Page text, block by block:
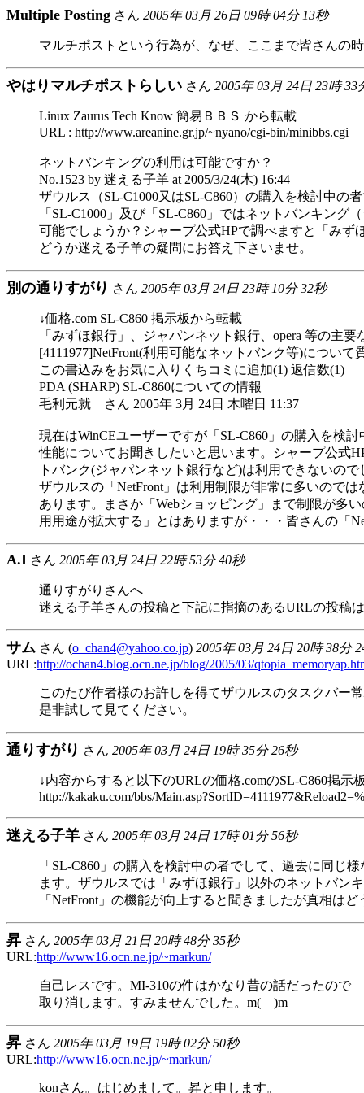
Multiple Posting さん 2005年 03月 26日 09時 04分 13秒
マルチポストという行為が、なぜ、ここまで皆さんの
やはりマルチポストらしい さん 2005年 03月 24日 23時 33
Linux Zaurus Tech Know 簡易ＢＢＳ から転載
URL : http://www.areanine.gr.jp/~nyano/cgi-bin/minibbs.cgi
ネットバンキングの利用は可能ですか？
No.1523 by 迷える子羊 at 2005/3/24(木) 16:44
ザウルス（SL-C1000又はSL-C860）の購入を検討中の
「SL-C1000」及び「SL-C860」ではネットバンキング
可能でしょうか？シャープ公式HPで調べますと「みず
どうか迷える子羊の疑問にお答え下さいませ。
別の通りすがり さん 2005年 03月 24日 23時 10分 32秒
↓価格.com SL-C860 掲示板から転載
「みずほ銀行」、ジャパンネット銀行、opera 等の主
[4111977]NetFront(利用可能なネットバンク等)について
この書込みをお気に入りくちコミに追加(1) 返信数(1)
PDA (SHARP) SL-C860についての情報
毛利元就 さん 2005年 3月 24日 木曜日 11:37
現在はWinCEユーザーですが「SL-C860」の購入を検
性能についてお聞きしたいと思います。シャープ公式
トバンク(ジャパンネット銀行など)は利用できないの
ザウルスの「NetFront」は利用制限が非常に多いので
あります。まさか「Webショッピング」まで制限が多
用用途が拡大する」とはありますが・・・皆さんの「
A.I さん 2005年 03月 24日 22時 53分 40秒
通りすがりさんへ
迷える子羊さんの投稿と下記に指摘のあるURLの投稿
サム さん (o_chan4@yahoo.co.jp) 2005年 03月 24日 20時 38分
URL:http://ochan4.blog.ocn.ne.jp/blog/2005/03/
このたび作者様のお許しを得てザウルスのタスクバー
是非試して見てください。
通りすがり さん 2005年 03月 24日 19時 35分 26秒
↓内容からすると以下のURLの価格.comのSL-C860掲
http://kakaku.com/bbs/
迷える子羊 さん 2005年 03月 24日 17時 01分 56秒
「SL-C860」の購入を検討中の者でして、過去に同じ
ます。ザウルスでは「みずほ銀行」以外のネットバン
「NetFront」の機能が向上すると聞きましたが真相は
昇 さん 2005年 03月 21日 20時 48分 35秒
URL:http://www16.ocn.ne.jp/~markun/
自己レスです。MI-310の件はかなり昔の話だったので
取り消します。すみませんでした。m(__)m
昇 さん 2005年 03月 19日 19時 02分 50秒
URL:http://www16.ocn.ne.jp/~markun/
konさん。はじめまして。昇と申します。